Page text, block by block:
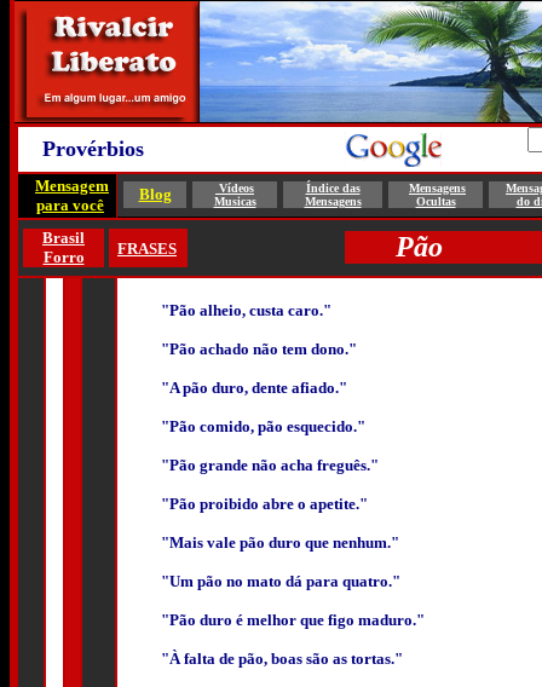
Provérbios
Mensagem
para você
Blog
Vídeos
Musicas
Índice das
Mensagens
Mensagens
Ocultas
do
Brasil
Forro
FRASES Pão
"Pão alheio, custa caro."
"Pão achado não tem dono."
"A pão duro, dente afiado."
"Pão comido, pão esquecido."
"Pão grande não acha freguês."
"Pão proibido abre o apetite."
"Mais vale pão duro que nenhum."
"Um pão no mato dá para quatro."
"Pão duro é melhor que figo maduro."
"À falta de pão, boas são as tortas."